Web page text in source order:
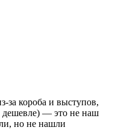
за короба и выступов,
дешевле) — это не наш
но не нашли